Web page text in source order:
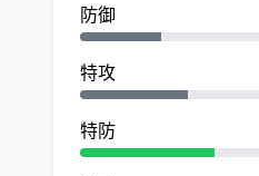
防御
特攻
特防